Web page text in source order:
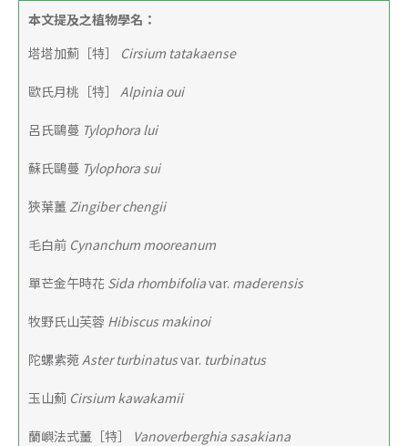
本文提及之植物學名：
塔塔加薊［特］ Cirsium tatakaense
歐氏月桃［特］ Alpinia oui
呂氏鷗蔓 Tylophora lui
蘇氏鷗蔓 Tylophora sui
狹葉薑 Zingiber chengii
毛白前 Cynanchum mooreanum
單芒金午時花 Sida rhombifolia var. maderensis
牧野氏山芙蓉 Hibiscus makinoi
陀螺紫菀 Aster turbinatus var. turbinatus
玉山薊 Cirsium kawakamii
蘭嶼法式薑［特］ Vanoverberghia sasakiana